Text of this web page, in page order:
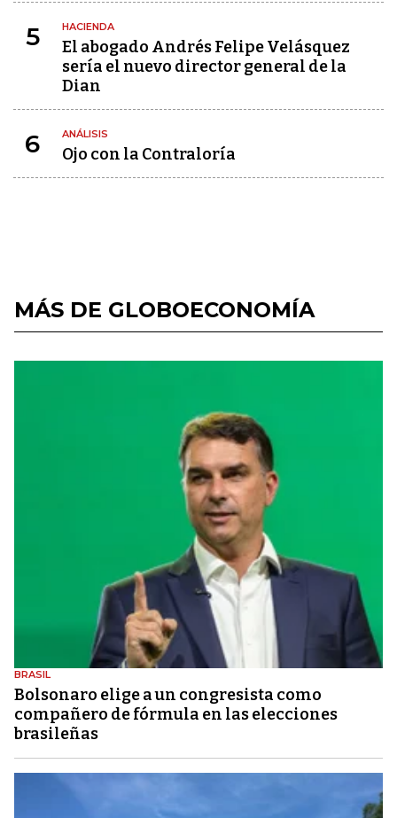
5 HACIENDA
El abogado Andrés Felipe Velásquez
sería el nuevo director general de la
Dian
6 ANÁLISIS
Ojo con la Contraloría
MÁS DE GLOBOECONOMÍA
BRASIL
Bolsonaro elige a un congresista como
compañero de fórmula en las elecciones
brasileñas